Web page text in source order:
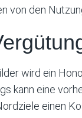
von den
wird ein
kann eine
einen